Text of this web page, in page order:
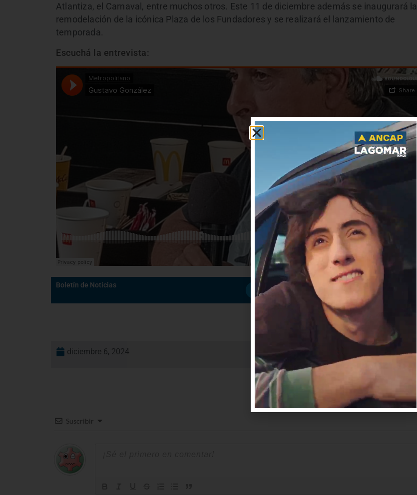
Atlantiza, el Carnaval, entre muchos otros. Este 11 de diciembre además se inaugurará la
remodelación de la icónica Plaza de los Fundadores y se realizará el lanzamiento de
temporada.
Escuchá la entrevista:
Boletín de Noticias
Suscribirme
diciembre 6, 2024
Suscribir